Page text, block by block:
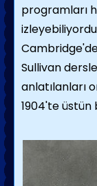
programla­rı
Sullivan
anlatılanla­rı
1904'te üstün